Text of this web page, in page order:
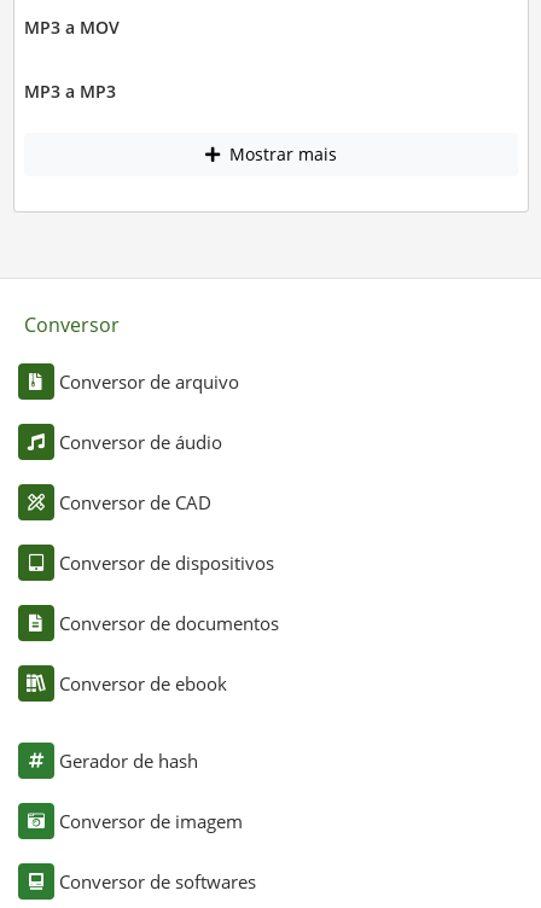
MP3 a MOV
MP3 a MP3
Mostrar mais
Conversor
Conversor de arquivo
Conversor de áudio
Conversor de CAD
Conversor de dispositivos
Conversor de documentos
Conversor de ebook
Gerador de hash
Conversor de imagem
Conversor de softwares